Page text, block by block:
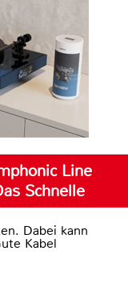
Line
Schnelle
Dabei kann
Kabel